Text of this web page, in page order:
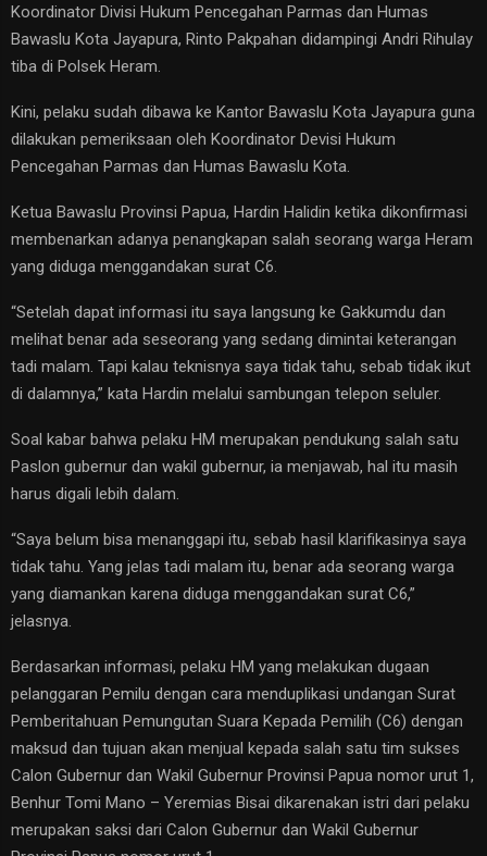
Koordinator Divisi Hukum Pencegahan Parmas dan Humas
Bawaslu Kota Jayapura, Rinto Pakpahan didampingi Andri Rihulay
tiba di Polsek Heram.
Kini, pelaku sudah dibawa ke Kantor Bawaslu Kota Jayapura guna
dilakukan pemeriksaan oleh Koordinator Devisi Hukum
Pencegahan Parmas dan Humas Bawaslu Kota.
Ketua Bawaslu Provinsi Papua, Hardin Halidin ketika dikonfirmasi
membenarkan adanya penangkapan salah seorang warga Heram
yang diduga menggandakan surat C6.
“Setelah dapat informasi itu saya langsung ke Gakkumdu dan
melihat benar ada seseorang yang sedang dimintai keterangan
tadi malam. Tapi kalau teknisnya saya tidak tahu, sebab tidak ikut
di dalamnya,” kata Hardin melalui sambungan telepon seluler.
Soal kabar bahwa pelaku HM merupakan pendukung salah satu
Paslon gubernur dan wakil gubernur, ia menjawab, hal itu masih
harus digali lebih dalam.
“Saya belum bisa menanggapi itu, sebab hasil klarifikasinya saya
tidak tahu. Yang jelas tadi malam itu, benar ada seorang warga
yang diamankan karena diduga menggandakan surat C6,”
jelasnya.
Berdasarkan informasi, pelaku HM yang melakukan dugaan
pelanggaran Pemilu dengan cara menduplikasi undangan Surat
Pemberitahuan Pemungutan Suara Kepada Pemilih (C6) dengan
maksud dan tujuan akan menjual kepada salah satu tim sukses
Calon Gubernur dan Wakil Gubernur Provinsi Papua nomor urut 1,
Benhur Tomi Mano – Yeremias Bisai dikarenakan istri dari pelaku
merupakan saksi dari Calon Gubernur dan Wakil Gubernur